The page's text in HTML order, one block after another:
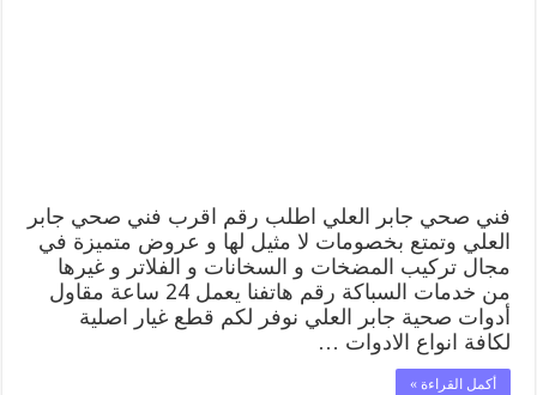
مغلقة
فني صحي جابر العلي اطلب رقم اقرب فني صحي جابر
العلي وتمتع بخصومات لا مثيل لها و عروض متميزة في
مجال تركيب المضخات و السخانات و الفلاتر و غيرها
من خدمات السباكة رقم هاتفنا يعمل 24 ساعة مقاول
أدوات صحية جابر العلي نوفر لكم قطع غيار اصلية
لكافة انواع الادوات …
أكمل القراءة »